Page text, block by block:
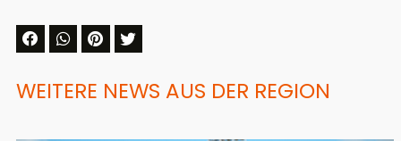
WEITERE NEWS AUS DER REGION